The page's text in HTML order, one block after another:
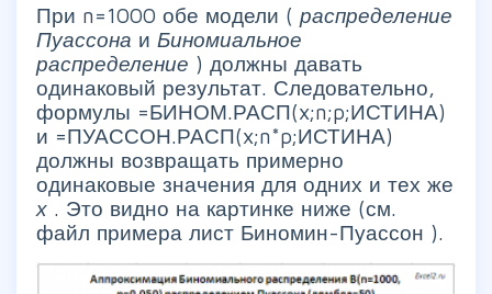
При n=1000 обе модели ( распределение
Пуассона и Биномиальное
распределение ) должны давать
одинаковый результат. Следовательно,
формулы =БИНОМ.РАСП(x;n;p;ИСТИНА)
и =ПУАССОН.РАСП(x;n*p;ИСТИНА)
должны возвращать примерно
одинаковые значения для одних и тех же
х . Это видно на картинке ниже (см.
файл примера лист Биномин-Пуассон ).